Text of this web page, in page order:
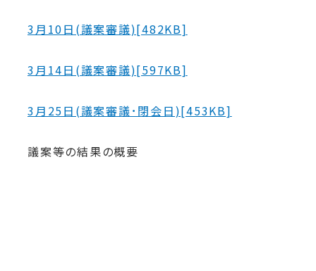
3月10日(議案審議)[482KB]
3月14日(議案審議)[597KB]
3月25日(議案審議･閉会日)[453KB]
議案等の結果の概要